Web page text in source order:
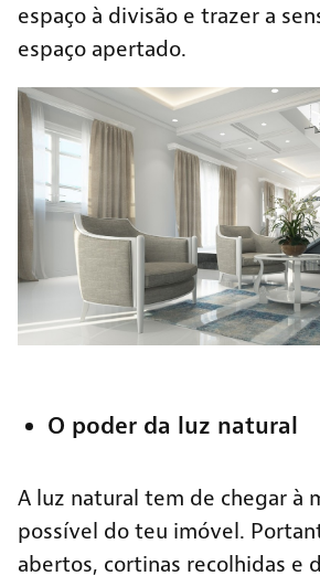
espaço à divisão e trazer a
espaço apertado.
O poder da luz natural
A luz natural tem de chegar à
possível do teu imóvel.
abertos, cortinas recolhidas e